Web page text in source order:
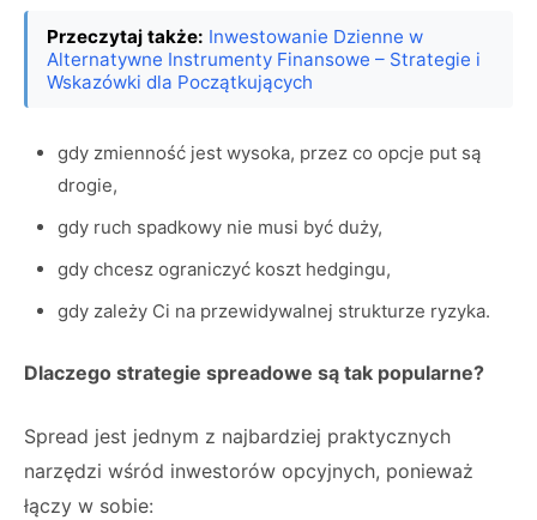
Przeczytaj także: Inwestowanie Dzienne w
Alternatywne Instrumenty Finansowe – Strategie i
Wskazówki dla Początkujących
gdy zmienność jest wysoka, przez co opcje put są
drogie,
gdy ruch spadkowy nie musi być duży,
gdy chcesz ograniczyć koszt hedgingu,
gdy zależy Ci na przewidywalnej strukturze ryzyka.
Dlaczego strategie spreadowe są tak popularne?
Spread jest jednym z najbardziej praktycznych
narzędzi wśród inwestorów opcyjnych, ponieważ
łączy w sobie: